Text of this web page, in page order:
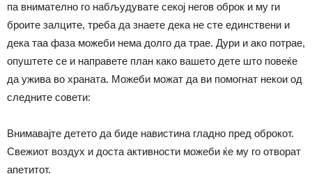
па внимателно го набљудувате секој негов оброк и му ги
броите залците, треба да знаете дека не сте единствени и
дека таа фаза можеби нема долго да трае. Дури и ако потрае,
опуштете се и направете план како вашето дете што повеќе
да ужива во храната. Можеби можат да ви помогнат некои од
следните совети:
Внимавајте детето да биде навистина гладно пред оброкот.
Свежиот воздух и доста активности можеби ќе му го отворат
апетитот.